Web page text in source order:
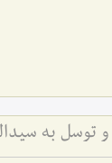
توسل به